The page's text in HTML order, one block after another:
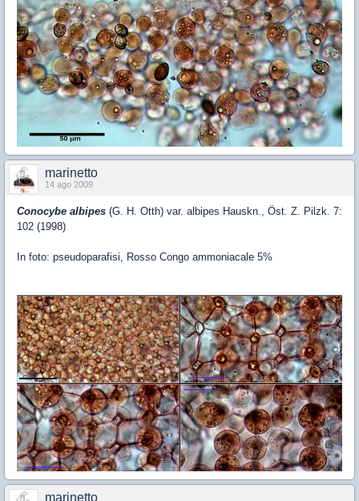
marinetto
14 ago 2009
Conocybe albipes (G. H. Otth) var. albipes Hauskn., Öst. Z. Pilzk. 7:
102 (1998)
In foto: pseudoparafisi, Rosso Congo ammoniacale 5%
marinetto